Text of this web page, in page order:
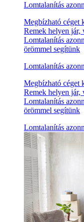
Lomtalanítás
Megbízható céget
Remek helyen jár,
Lomtalanítás
örömmel segítünk
Lomtalanítás
Megbízható céget
Remek helyen jár,
Lomtalanítás
örömmel segítünk
Lomtalanítás